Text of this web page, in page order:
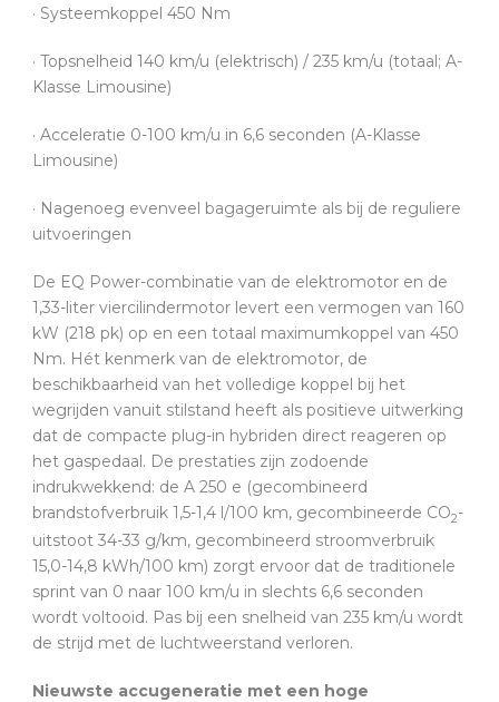
· Systeemkoppel 450 Nm
· Topsnelheid 140 km/u (elektrisch) / 235 km/u (totaal; A-
Klasse Limousine)
· Acceleratie 0-100 km/u in 6,6 seconden (A-Klasse
Limousine)
· Nagenoeg evenveel bagageruimte als bij de reguliere
uitvoeringen
De EQ Power-combinatie van de elektromotor en de
1,33-liter viercilindermotor levert een vermogen van 160
kW (218 pk) op en een totaal maximumkoppel van 450
Nm. Hét kenmerk van de elektromotor, de
beschikbaarheid van het volledige koppel bij het
wegrijden vanuit stilstand heeft als positieve uitwerking
dat de compacte plug-in hybriden direct reageren op
het gaspedaal. De prestaties zijn zodoende
indrukwekkend: de A 250 e (gecombineerd
brandstofverbruik 1,5-1,4 l/100 km, gecombineerde CO2-
uitstoot 34-33 g/km, gecombineerd stroomverbruik
15,0-14,8 kWh/100 km) zorgt ervoor dat de traditionele
sprint van 0 naar 100 km/u in slechts 6,6 seconden
wordt voltooid. Pas bij een snelheid van 235 km/u wordt
de strijd met de luchtweerstand verloren.
Nieuwste accugeneratie met een hoge